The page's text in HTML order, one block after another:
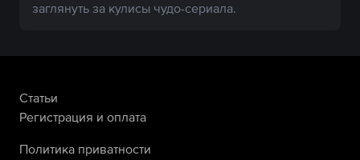
заглянуть за кулисы чудо-сериала.
Статьи
Регистрация и оплата
Политика приватности